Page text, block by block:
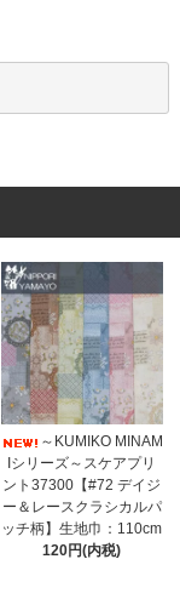
～KUMIKO MINAM
Iシリーズ～スケアプリ
ント37300【#72 デイジ
ー＆レースクラシカルパ
ッチ柄】生地巾：110cm
120円(内税)